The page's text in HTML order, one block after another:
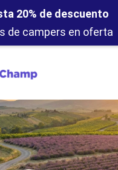
20% de descuento
de campers en oferta